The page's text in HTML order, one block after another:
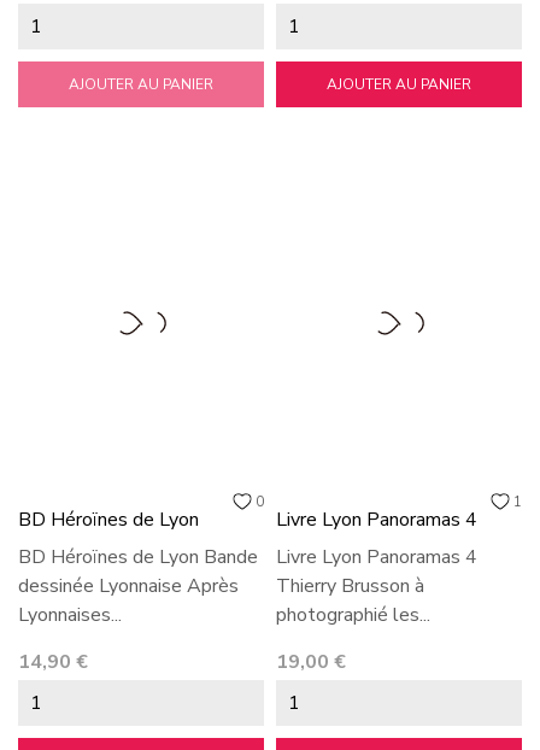
AJOUTER AU PANIER AJOUTER AU PANIER
0
BD Héroïnes de Lyon
BD Héroïnes de Lyon Bande
dessinée Lyonnaise Après
Lyonnaises...
Prix
14,90 €
1
Livre Lyon Panoramas 4
Livre Lyon Panoramas 4
Thierry Brusson à
photographié les...
Prix
19,00 €